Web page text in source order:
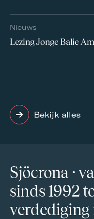
Nieuws
Lezing Jonge Balie
Bekijk alles
Sjöcrona ·
sinds 1992
verdediging